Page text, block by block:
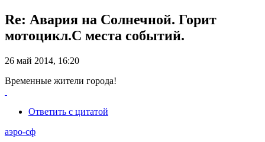
Re: Авария на Солнечной. Горит
мотоцикл.С места событий.
26 май 2014, 16:20
Временные жители города!
Ответить с цитатой
аэро-сф